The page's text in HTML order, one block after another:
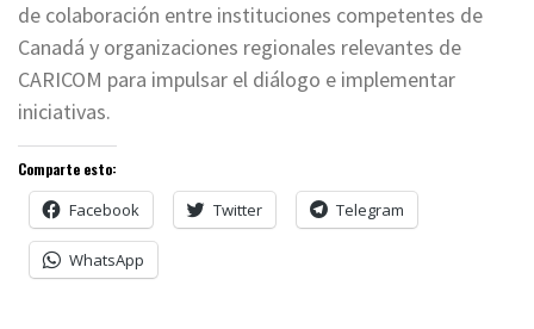
de colaboración entre instituciones competentes de
Canadá y organizaciones regionales relevantes de
CARICOM para impulsar el diálogo e implementar
iniciativas.
Comparte esto:
Facebook Twitter Telegram
WhatsApp